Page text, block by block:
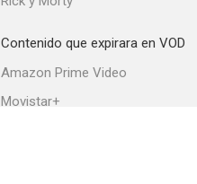
Contenido que expirara en VOD
Amazon Prime Video
Movistar+